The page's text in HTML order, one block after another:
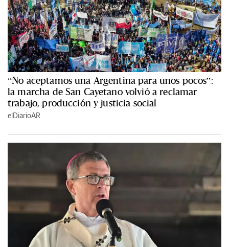
“No aceptamos una Argentina para unos pocos”:
la marcha de San Cayetano volvió a reclamar
trabajo, producción y justicia social
elDiarioAR